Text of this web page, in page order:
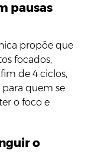
pausas
propõe que
focados,
de 4 ciclos,
para quem se
o foco e
o